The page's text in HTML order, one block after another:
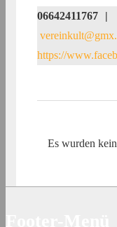
06642411767
|
https://
Es wurden